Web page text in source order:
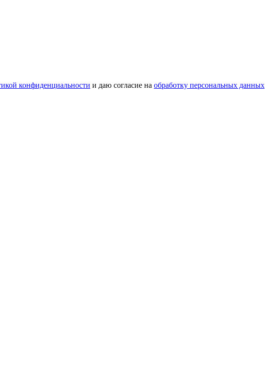
конфиденциальности и даю согласие на обработку персональных данных